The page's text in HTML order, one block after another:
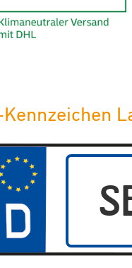
Kennzeichen